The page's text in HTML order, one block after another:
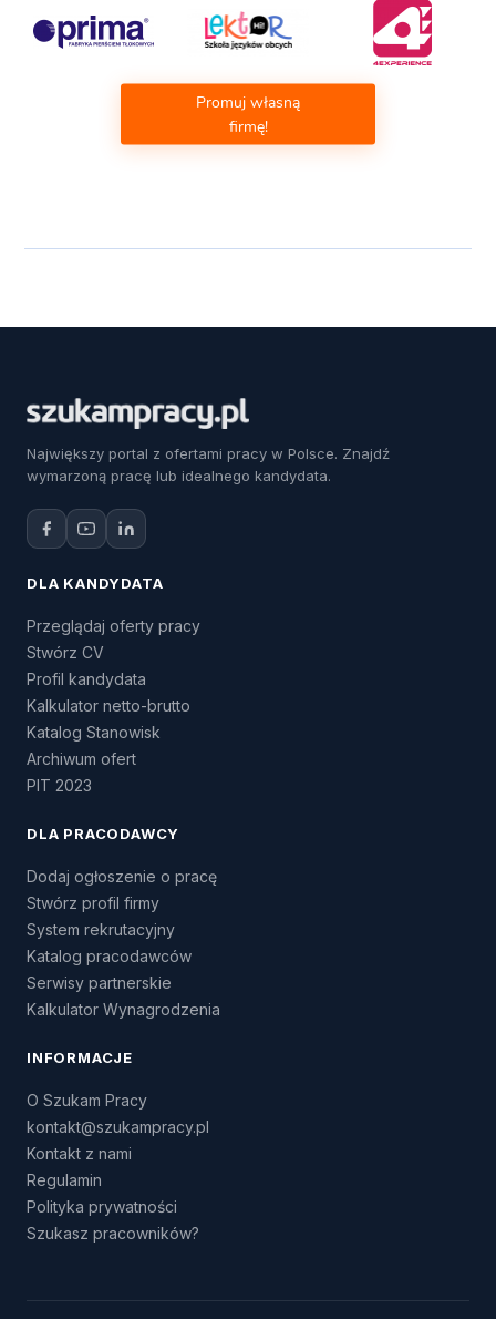
Promuj własną
firmę!
Największy portal z ofertami pracy w Polsce. Znajdź
wymarzoną pracę lub idealnego kandydata.
DLA KANDYDATA
Przeglądaj oferty pracy
Stwórz CV
Profil kandydata
Kalkulator netto-brutto
Katalog Stanowisk
Archiwum ofert
PIT 2023
DLA PRACODAWCY
Dodaj ogłoszenie o pracę
Stwórz profil firmy
System rekrutacyjny
Katalog pracodawców
Serwisy partnerskie
Kalkulator Wynagrodzenia
INFORMACJE
O Szukam Pracy
kontakt@szukampracy.pl
Kontakt z nami
Regulamin
Polityka prywatności
Szukasz pracowników?